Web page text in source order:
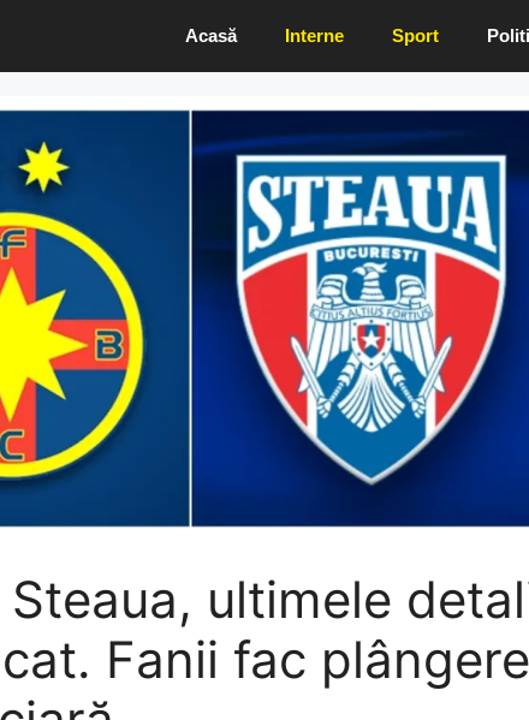
Acasă Interne Sport
Steaua, ultimele
Fanii fac